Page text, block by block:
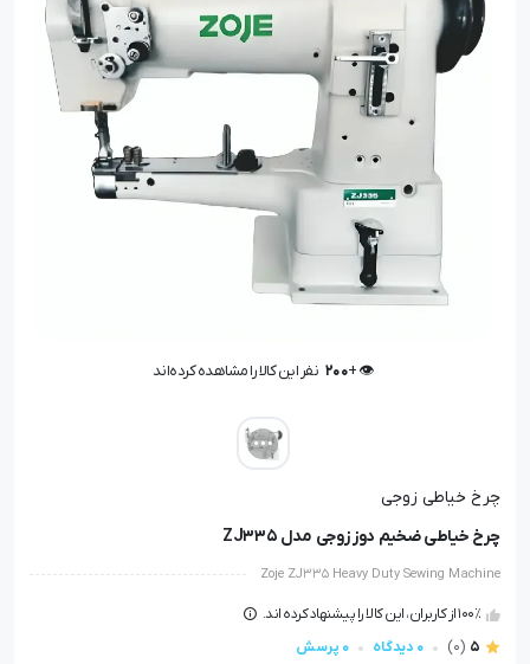
👁️ +
200 نفر این کالا را مشاهده کرده‌اند
چرخ خیاطی زوجی
چرخ خیاطی ضخیم دوز زوجی مدل ZJ335
Zoje ZJ335 Heavy Duty Sewing Machine
100٪ از کاربران، این کالا را پیشنهاد کرده اند.
5
(0) 0 دیدگاه 0 پرسش